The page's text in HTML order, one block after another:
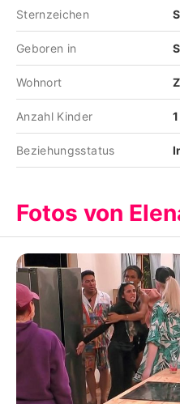
Sternzeichen
Geboren in
Wohnort
Anzahl Kinder
Beziehungsstatus
Fotos von